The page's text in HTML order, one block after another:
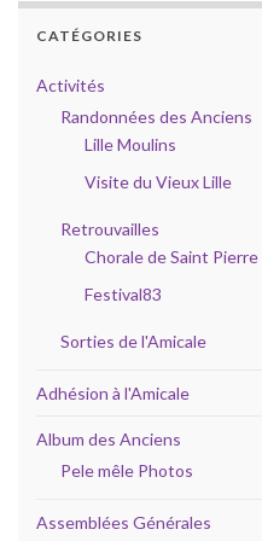
CATÉGORIES
Activités
Randonnées des Anciens
Lille Moulins
Visite du Vieux Lille
Retrouvailles
Chorale de Saint Pierre
Festival83
Sorties de l'Amicale
Adhésion à l'Amicale
Album des Anciens
Pele mêle Photos
Assemblées Générales